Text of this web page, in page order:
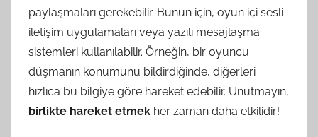
paylaşmaları gerekebilir. Bunun için, oyun içi sesli
iletişim uygulamaları veya yazılı mesajlaşma
sistemleri kullanılabilir. Örneğin, bir oyuncu
düşmanın konumunu bildirdiğinde, diğerleri
hızlıca bu bilgiye göre hareket edebilir. Unutmayın,
birlikte hareket etmek her zaman daha etkilidir!